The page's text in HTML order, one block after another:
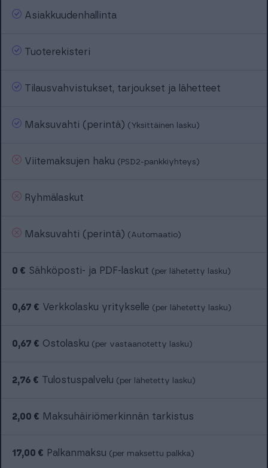
Asiakkuudenhallinta
Tuoterekisteri
Tilausvahvistukset, tarjoukset ja lähetteet
Maksuvahti (perintä) (Yksittäinen lasku)
Viitemaksujen haku (PSD2-pankkiyhteys)
Ryhmälaskut
Maksuvahti (perintä) (Automaatio)
0 € Sähköposti- ja PDF-laskut (per lähetetty lasku)
0,67 € Verkkolasku yritykselle (per lähetetty lasku)
0,67 € Ostolasku (per vastaanotetty lasku)
2,76 € Tulostuspalvelu (per lähetetty lasku)
2,00 € Maksuhäiriömerkinnän tarkistus
17,00 € Palkanmaksu (per maksettu palkka)